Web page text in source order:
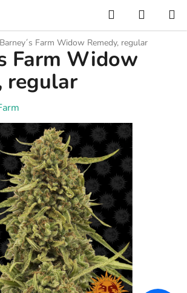
Hledat
KOŠÍK
Barney´s Farm Widow Remedy, regular
Farm Widow
regular